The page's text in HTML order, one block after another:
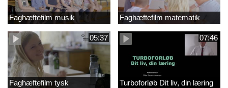
Faghæftefilm musik Faghæftefilm matematik
05:37
Faghæftefilm tysk
07:46
Turboforløb Dit liv, din læring